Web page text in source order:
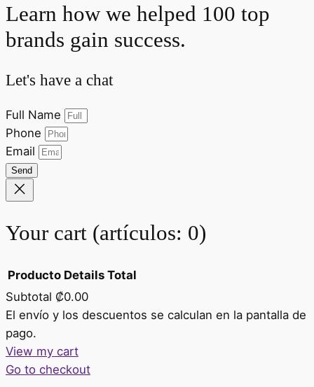
Learn how we helped 100 top
brands gain success.
Let's have a chat
Full Name
Phone
Email
Send
Your cart (artículos: 0)
Productos
del
carrito
Producto Details Total
Subtotal ₡0.00
El envío y los descuentos se calculan en la pantalla de
pago.
View my cart
Go to checkout